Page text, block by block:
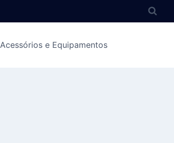
Acessórios e Equipamentos